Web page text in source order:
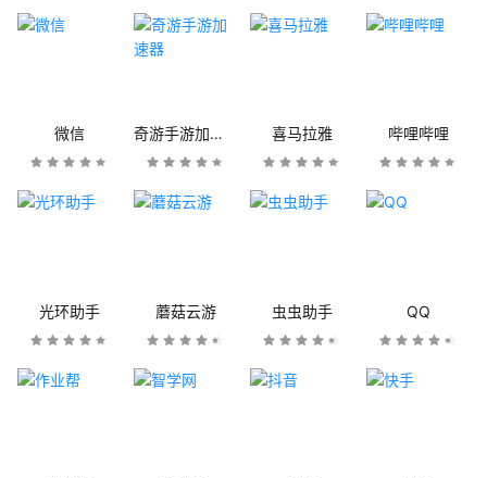
微信 奇游手游加速器 喜马拉雅 哔哩哔哩
光环助手 蘑菇云游 虫虫助手 QQ